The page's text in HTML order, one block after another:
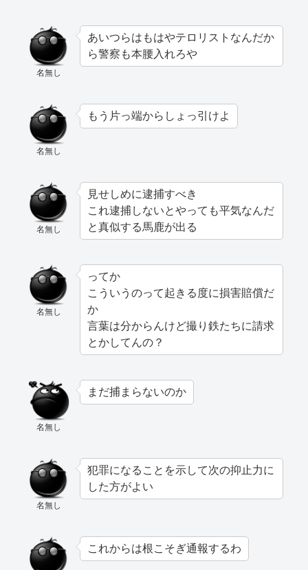
名無し
あいつらはもはやテロリストなんだか
ら警察も本腰入れろや
名無し
もう片っ端からしょっ引けよ
名無し
見せしめに逮捕すべき
これ逮捕しないとやっても平気なんだ
と真似する馬鹿が出る
名無し
ってか
こういうのって起きる度に損害賠償だ
か
言葉は分からんけど撮り鉄たちに請求
とかしてんの？
名無し
まだ捕まらないのか
名無し
犯罪になることを示して次の抑止力に
した方がよい
これからは根こそぎ通報するわ